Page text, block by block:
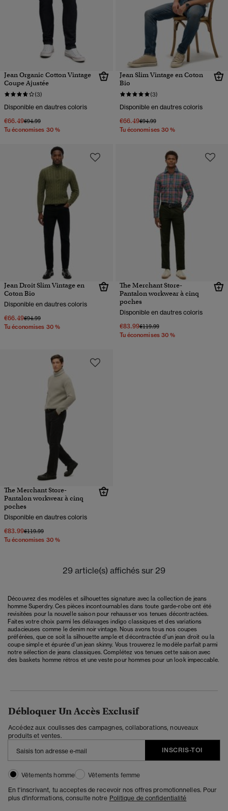
Jean Organic Cotton Vintage
Coupe Ajustée
(3)
Disponible en dautres coloris
€66.49Prix réduit de
€94.99à
Tu économises 30 %
Jean Slim Vintage en Coton
Bio
(3)
Disponible en dautres coloris
€66.49Prix réduit de
€94.99à
Tu économises 30 %
Jean Droit Slim Vintage en
Coton Bio
Disponible en dautres coloris
€66.49Prix réduit de
€94.99à
Tu économises 30 %
The Merchant Store-
Pantalon workwear à cinq
poches
Disponible en dautres coloris
€83.99Prix réduit de
€119.99à
Tu économises 30 %
The Merchant Store-
Pantalon workwear à cinq
poches
Disponible en dautres coloris
€83.99Prix réduit de
€119.99à
Tu économises 30 %
29 article(s) affichés sur 29
Découvrez des modèles et silhouettes signature avec la collection de jeans
homme Superdry. Ces pièces incontournables dans toute garde-robe ont été
revisitées pour la nouvelle saison pour rehausser vos tenues décontractées.
Faites votre choix parmi les délavages indigo classiques et des variations
audacieuses comme le denim noir vintage. Nous avons tous nos coupes
préférées, que ce soit la silhouette ample et décontractée d'un jean droit ou la
coupe simple et épurée d'un jean skinny. Vous trouverez le modèle parfait parmi
notre sélection de jeans classiques. Complétez vos tenues cette saison avec
des baskets homme rétros et uneveste pour hommespour un look impeccable.
Débloquer Un Accès Exclusif
Accédez aux coulisses des campagnes, collaborations, nouveaux
produits et ventes.
INSCRIS-TOI
Vêtements homme
Vêtements femme
En t'inscrivant, tu acceptes de recevoir nos offres promotionnelles. Pour
plus d'informations, consulte notre Politique de confidentialité